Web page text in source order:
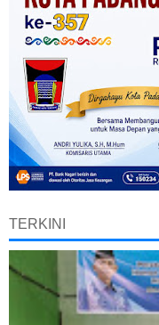
TERKINI